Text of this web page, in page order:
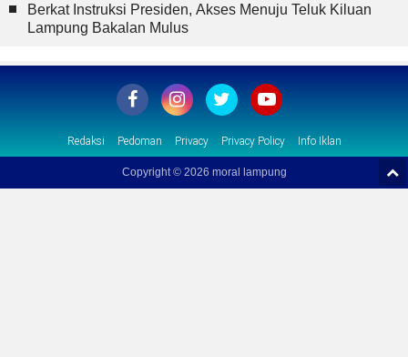
Berkat Instruksi Presiden, Akses Menuju Teluk Kiluan
Lampung Bakalan Mulus
Redaksi Pedoman Privacy Privacy Policy Info Iklan
Copyright © 2026 moral lampung